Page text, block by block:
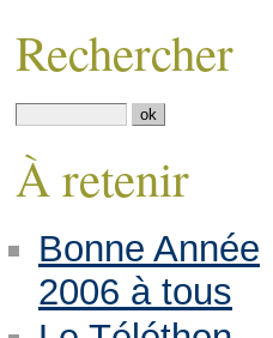
Rechercher
À retenir
Bonne Année
2006 à tous